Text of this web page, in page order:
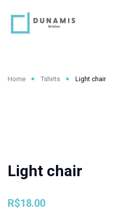
Home Tshirts Light chair
Light chair
R$18.00